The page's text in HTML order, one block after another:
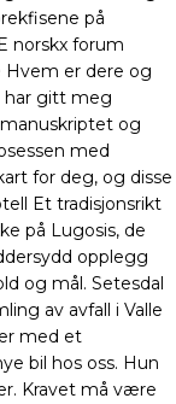
på
norskx forum
Hvem er dere og
har gitt meg
og
med
for deg, og disse
Et tradisjonsrikt
på Lugosis, de
opplegg
og mål. Setesdal
av avfall i Valle
med et
bil hos oss. Hun
Kravet må være